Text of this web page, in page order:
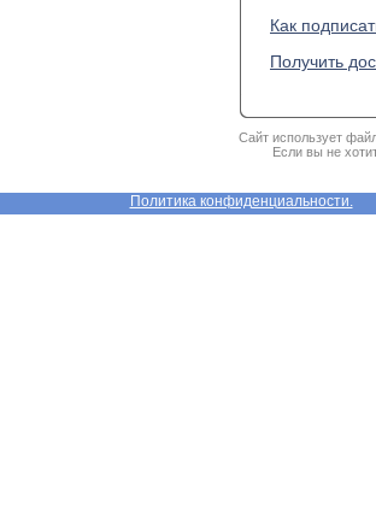
Как
Получить
Сайт использует
Если вы не
Политика конфиденциальности.